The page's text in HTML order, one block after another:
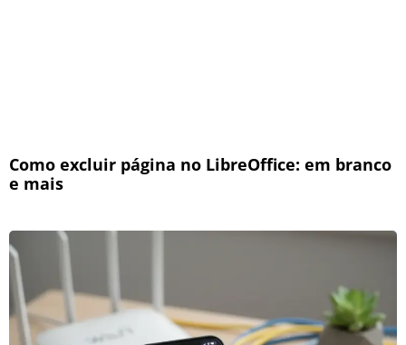
Como excluir página no LibreOffice: em branco
e mais